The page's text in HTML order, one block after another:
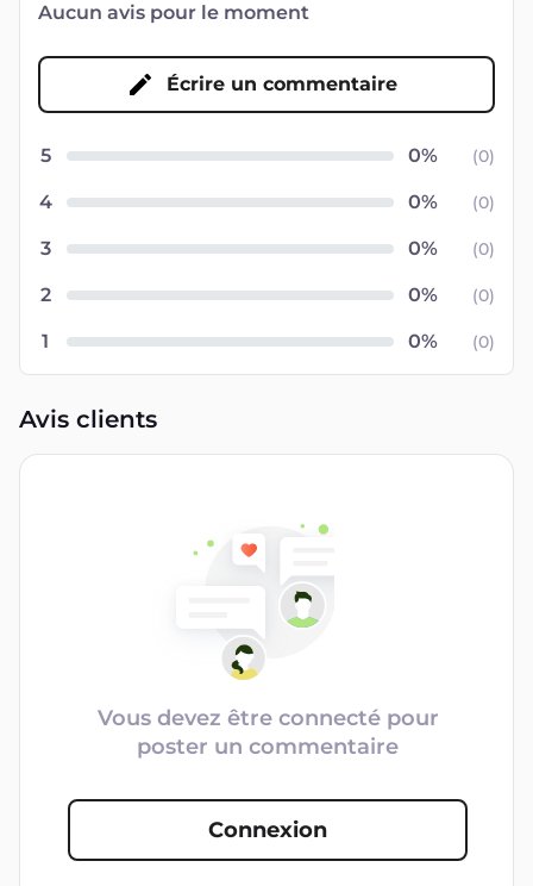
Aucun avis pour le moment
Écrire un commentaire
5 (0)
4 (0)
3 (0)
2 (0)
1 (0)
Avis clients
Vous devez être connecté pour
poster un commentaire
Connexion